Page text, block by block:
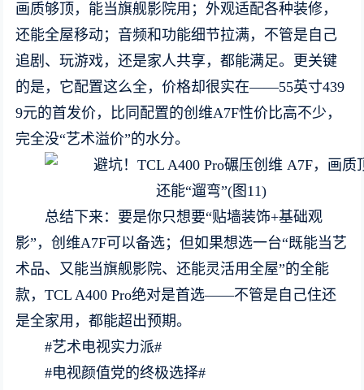
画质够顶，能当旗舰影院用；外观适配各种装修，
还能全屋移动；音频和功能细节拉满，不管是自己
追剧、玩游戏，还是家人共享，都能满足。更关键
的是，它配置这么全，价格却很实在——55英寸439
9元的首发价，比同配置的创维A7F性价比高不少，
完全没“艺术溢价”的水分。
总结下来：要是你只想要“贴墙装饰+基础观
影”，创维A7F可以备选；但如果想选一台“既能当艺
术品、又能当旗舰影院、还能灵活用全屋”的全能
款，TCL A400 Pro绝对是首选——不管是自己住还
是全家用，都能超出预期。
#艺术电视实力派#
#电视颜值党的终极选择#